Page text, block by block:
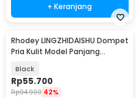
+ Keranjang
Rhodey LINGZHIDAISHU Dompet
Pria Kulit Model Panjang
Black
Rp55.700
Rp94.900 42%